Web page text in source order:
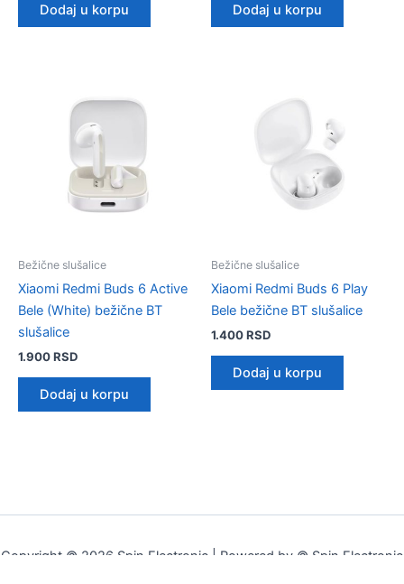
Dodaj u korpu Dodaj u korpu
Bežične slušalice
Xiaomi Redmi Buds 6 Active
Bele (White) bežične BT
slušalice
1.900RSD
Dodaj u korpu
Bežične slušalice
Xiaomi Redmi Buds 6 Play
Bele bežične BT slušalice
1.400RSD
Dodaj u korpu
Copyright © 2026 Spin Electronic | Powered by © Spin Electronic